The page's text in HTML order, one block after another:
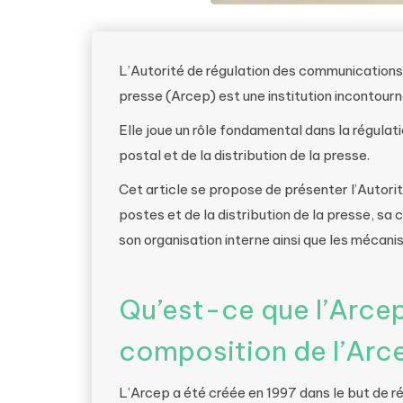
L’Autorité de régulation des
presse (Arcep) est une institution
Elle joue un rôle fondamental dans la
postal et de la distribution de la presse.
Cet article se propose de présenter
postes et de la distribution de la presse, sa
son organisation interne ainsi que les
Qu’est-ce que
composition de
L’Arcep a été créée en 1997 dans le but de